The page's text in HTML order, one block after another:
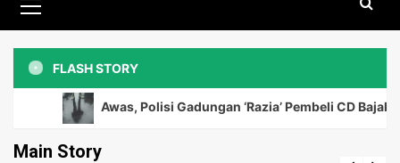
Menu
FLASH STORY
Awas, Polisi Gadungan ‘Razia’ Pembeli CD Bajakan
Main Story